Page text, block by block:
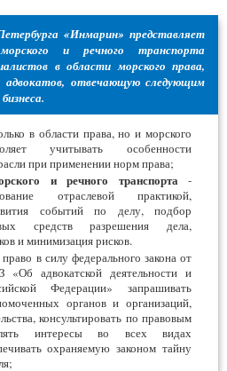
«Инмарин» представляет
и речного транспорта
в области морского права,
адвокатов, отвечающую следующим
в области права, но и морского
учитывать особенности
при применении норм права;
и речного транспорта-
отраслевой практикой,
событий по делу, подбор
средств разрешения дела,
и минимизация рисков.
в силу федерального закона от
адвокатской деятельности и
Федерации» запрашивать
органов и организаций,
консультировать по правовым
интересы во всех видах
охраняемую законом тайну